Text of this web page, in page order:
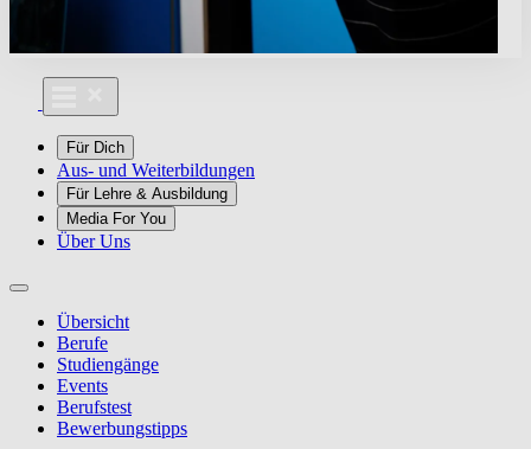
Für Dich
Aus- und Weiterbildungen
Für Lehre & Ausbildung
Media For You
Über Uns
Übersicht
Berufe
Studiengänge
Events
Berufstest
Bewerbungstipps